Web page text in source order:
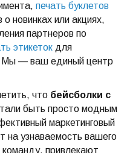
печать буклетов
новинках или акциях,
партнеров по
этикеток для
Мы — ваш единый центр
что бейсболки с
быть просто модным
маркетинговый
на узнаваемость вашего
привлекают